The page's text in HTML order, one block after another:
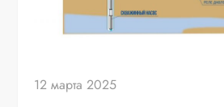
12 марта 2025